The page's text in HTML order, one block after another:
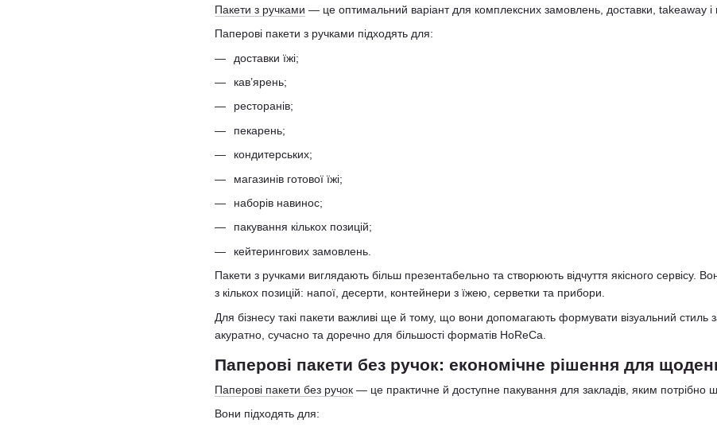
Пакети з ручками — це оптимальний варіант для комплексних замовлень, доставки, takeaway і
Паперові пакети з ручками підходять для:
доставки їжі;
кав’ярень;
ресторанів;
пекарень;
кондитерських;
магазинів готової їжі;
наборів навинос;
пакування кількох позицій;
кейтерингових замовлень.
Пакети з ручками виглядають більш презентабельно та створюють відчуття якісного сервісу.
з кількох позицій: напої, десерти, контейнери з їжею, серветки та прибори.
Для бізнесу такі пакети важливі ще й тому, що вони допомагають формувати візуальний стиль
акуратно, сучасно та доречно для більшості форматів HoReCa.
Паперові пакети без ручок: економічне рішення для
Паперові пакети без ручок — це практичне й доступне пакування для закладів, яким потрібно
Вони підходять для: